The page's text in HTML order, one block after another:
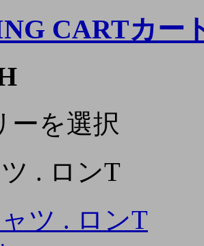
CARTカー
ーを選択
. ロンT
ツ . ロンT